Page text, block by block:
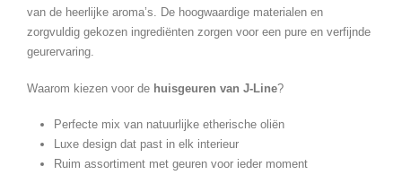
van de heerlijke aroma’s. De hoogwaardige materialen en
zorgvuldig gekozen ingrediënten zorgen voor een pure en verfijnde
geurervaring.
Waarom kiezen voor de huisgeuren van J-Line?
Perfecte mix van natuurlijke etherische oliën
Luxe design dat past in elk interieur
Ruim assortiment met geuren voor ieder moment